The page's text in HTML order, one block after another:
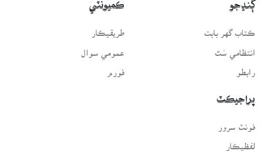
ڳنڍجو
ڪتاب گهر بابت
انتظامي سَٿ
رابطو
ڪميونٽي
طريقيڪار
عمومي سوال
فورم
پراجيڪٽ
لفظيڪار